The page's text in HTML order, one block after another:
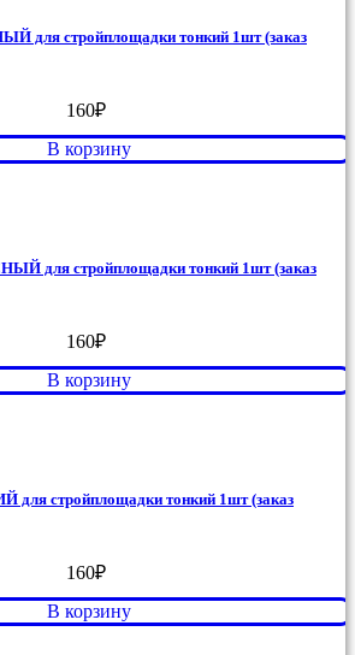
для стройплощадки тонкий 1шт (заказ
160₽
В корзину
для стройплощадки тонкий 1шт (заказ
160₽
В корзину
стройплощадки тонкий 1шт (заказ
160₽
В корзину